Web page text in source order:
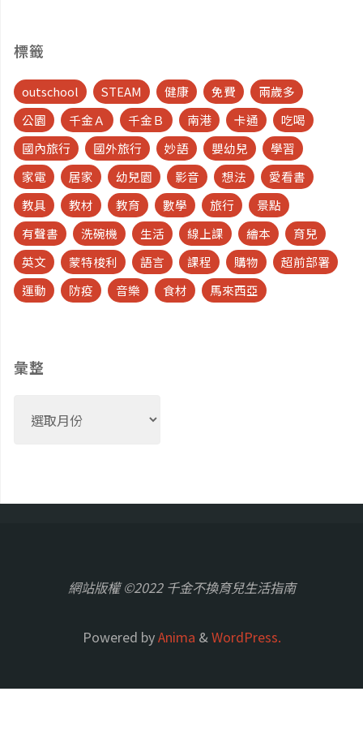
標籤
outschool STEAM 健康 免費
兩歲多
公園
千金Ａ 千金Ｂ 南港 卡通
吃喝
國內旅行
國外旅行 妙語 嬰幼兒
學習
家電
居家 幼兒園 影音 想法
愛看書
教具
教材 教育 數學 旅行
景點
有聲書
洗碗機 生活 線上課 繪本
育兒
英文
蒙特梭利 語言 課程 購物
超前部署
運動
防疫 音樂 食材 馬來西亞
彙整
網站版權 ©2022 千金不換育兒生活指南
Powered byAnima &WordPress.